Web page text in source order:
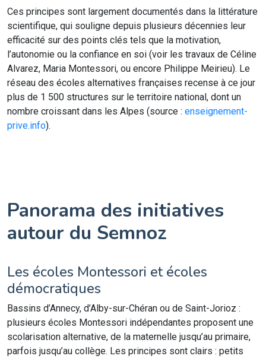
Ces principes sont largement documentés dans la littérature
scientifique, qui souligne depuis plusieurs décennies leur
efficacité sur des points clés tels que la motivation,
l’autonomie ou la confiance en soi (voir les travaux de Céline
Alvarez, Maria Montessori, ou encore Philippe Meirieu). Le
réseau des écoles alternatives françaises recense à ce jour
plus de 1 500 structures sur le territoire national, dont un
nombre croissant dans les Alpes (source : enseignement-
prive.info).
Panorama des initiatives
autour du Semnoz
Les écoles Montessori et écoles
démocratiques
Bassins d’Annecy, d’Alby-sur-Chéran ou de Saint-Jorioz :
plusieurs écoles Montessori indépendantes proposent une
scolarisation alternative, de la maternelle jusqu’au primaire,
parfois jusqu’au collège. Les principes sont clairs : petits